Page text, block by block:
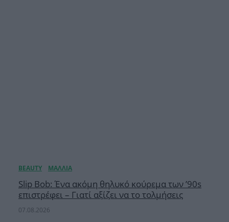
Slip Bob: Ένα ακόμη θηλυκό κούρεμα των ’90s
επιστρέφει – Γιατί αξίζει να το τολμήσεις
07.08.2026